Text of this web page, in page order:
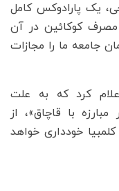
یک پارادوکس کامل
کوکائین در آن
جامعه ما را مجازات
کرد که به علت
با قاچاق»، از
خودداری خواهد